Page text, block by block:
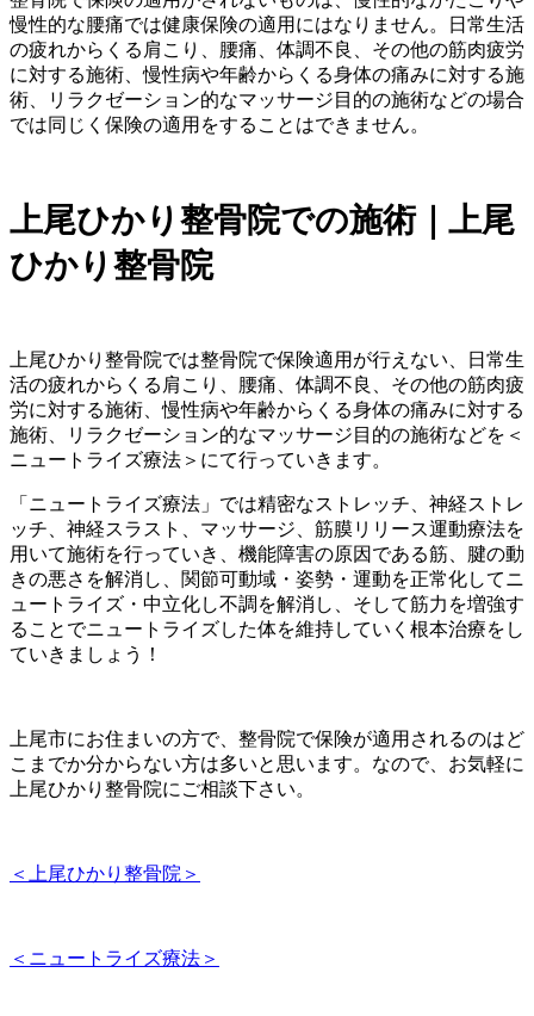
慢性的な腰痛では健康保険の適用にはなりません。日常生活
の疲れからくる肩こり、腰痛、体調不良、その他の筋肉疲労
に対する施術、慢性病や年齢からくる身体の痛みに対する施
術、リラクゼーション的なマッサージ目的の施術などの場合
では同じく保険の適用をすることはできません。
上尾ひかり整骨院での施術｜上尾
ひかり整骨院
上尾ひかり整骨院では整骨院で保険適用が行えない、日常生
活の疲れからくる肩こり、腰痛、体調不良、その他の筋肉疲
労に対する施術、慢性病や年齢からくる身体の痛みに対する
施術、リラクゼーション的なマッサージ目的の施術などを＜
ニュートライズ療法＞にて行っていきます。
「ニュートライズ療法」では精密なストレッチ、神経ストレ
ッチ、神経スラスト、マッサージ、筋膜リリース運動療法を
用いて施術を行っていき、 機能障害の原因である筋、腱の動
きの悪さを解消し、関節可動域・姿勢・運動を正常化してニ
ュートライズ・中立化し不調を解消し、そして筋力を増強す
ることでニュートライズした体を維持していく根本治療をし
ていきましょう！
上尾市にお住まいの方で、整骨院で保険が適用されるのはど
こまでか分からない方は多いと思います。なので、お気軽に
上尾ひかり整骨院にご相談下さい。
＜上尾ひかり整骨院＞
＜ニュートライズ療法＞